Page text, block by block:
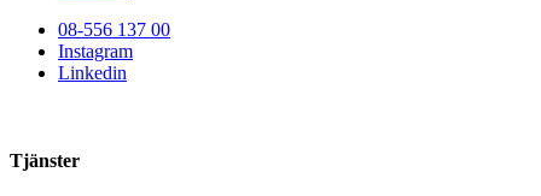
08-556 137 00
Instagram
Linkedin
Tjänster